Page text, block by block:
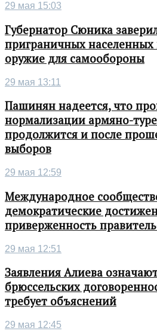
29 мая 15:03
Губернатор Сюника
приграничных населенных
оружие для самообороны
29 мая 13:11
Пашинян надеется, что
нормализации армяно-
продолжится и после
выборов
29 мая 12:59
Международное
демократические
приверженность
29 мая 12:51
Заявления Алиева
брюссельских
требует объяснений
29 мая 12:45